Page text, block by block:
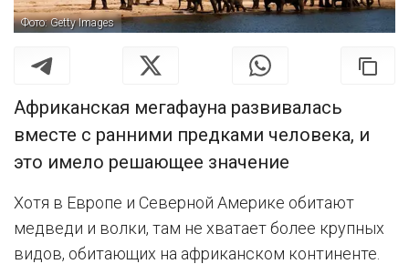
Фото: Getty Images
Африканская мегафауна развивалась
вместе с ранними предками человека, и
это имело решающее значение
Хотя в Европе и Северной Америке обитают
медведи и волки, там не хватает более крупных
видов, обитающих на африканском континенте.